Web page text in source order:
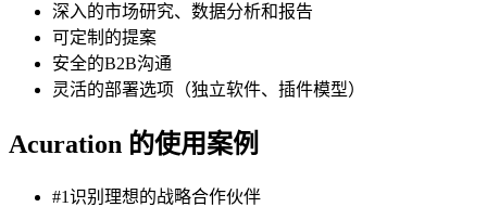
深入的市场研究、数据分析和报告
可定制的提案
安全的B2B沟通
灵活的部署选项（独立软件、插件模型）
Acuration 的使用案例
#1识别理想的战略合作伙伴